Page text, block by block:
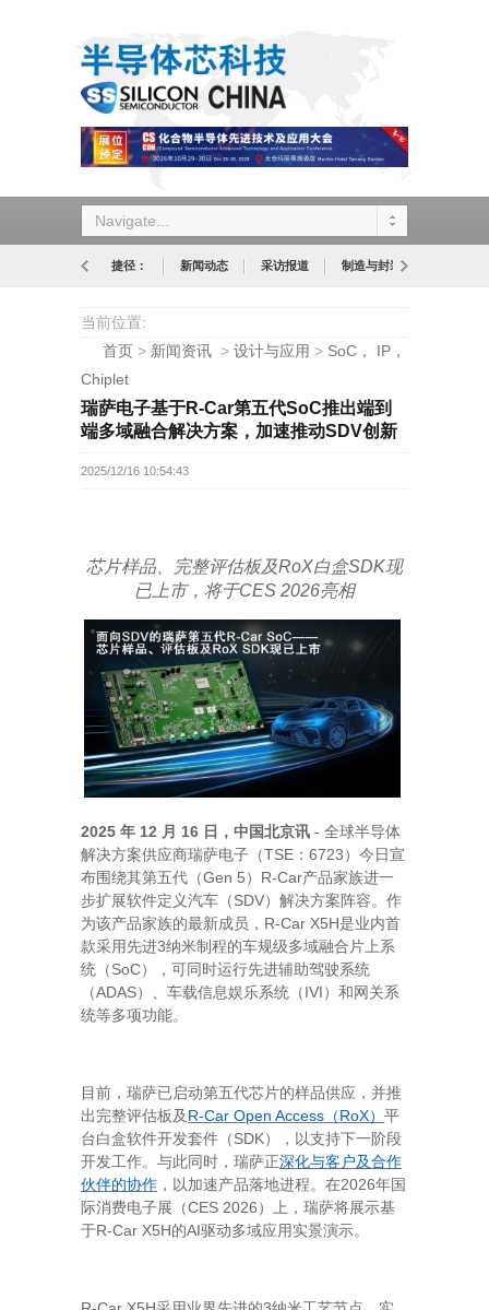
Navigate...
捷径： 新闻动态 采访报道 制造与封装
当前位置:
首页 > 新闻资讯 > 设计与应用 > SoC， IP，
Chiplet
瑞萨电子基于R-Car第五代SoC推出端到
端多域融合解决方案，加速推动SDV创新
2025/12/16 10:54:43
芯片样品、完整评估板及RoX白盒SDK现
已上市，将于CES 2026亮相
2025 年 12 月 16 日，中国北京讯 - 全球半导体
解决方案供应商瑞萨电子（TSE ： 6723 ）今日 宣
布围绕其第五代（Gen 5 ） R-Car产品家族进一
步扩展软件定义汽车（ SDV）解决方案阵容。作
为该产品家族的最新成员， R-Car X5H是业内首
款采用先进3纳米制程的车规级多域融合片上系
统（ SoC），可同时运行先进辅助驾驶系统
（ADAS）、车载信息娱乐系统（ IVI ）和网关系
统等多项功能。
目前，瑞萨已启动第五代芯片的样品供应，并推
出完整评估板及 R-Car Open Access （ RoX） 平
台白盒软件开发套件（ SDK），以支持下一阶段
开发工作。与此同时，瑞萨正深化与客户及合作
伙伴的协作 ，以加速产品落地进程。在2026年国
际消费电子展（CES 2026 ）上，瑞萨将展示基
于R-Car X5H的AI驱动多域应用实景演示。